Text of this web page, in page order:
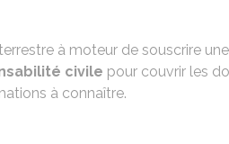
à moteur de souscrire
civile pour couvrir les
à connaître.